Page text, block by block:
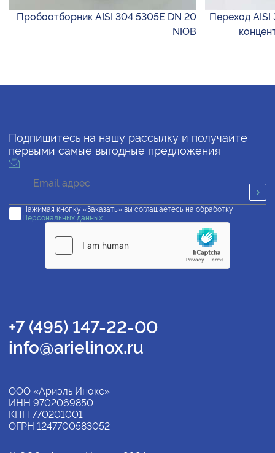
Пробоотборник AISI 304 5305E DN 20
NIOB
Переход
Подпишитесь на нашу рассылку и получайте
первыми самые выгодные предложения
Нажимая кнопку «Заказать» вы соглашаетесь на обработку
Персональных данных
+7 (495) 147-22-00
info@arielinox.ru
ООО «Ариэль Инокс»
ИНН 9702069850
КПП 770201001
ОГРН 1247700583052